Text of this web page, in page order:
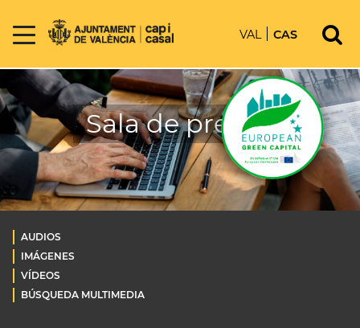
VAL CAS
Sala de prensa
AUDIOS
IMÁGENES
VÍDEOS
BÚSQUEDA MULTIMEDIA